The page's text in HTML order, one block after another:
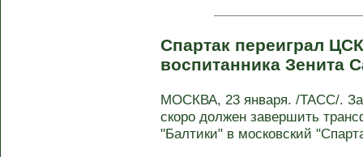
Спартак переиграл
воспитанника Зенита
МОСКВА, 23 января. /ТАСС/.
скоро должен завершить
"Балтики" в московский